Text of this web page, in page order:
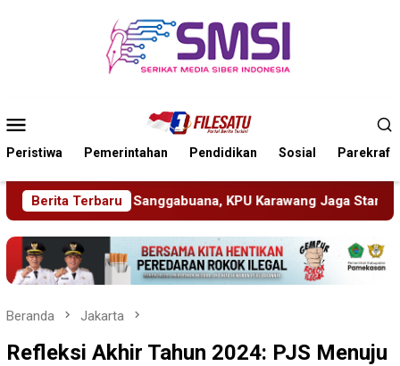
Mobile
Peristiwa Pemerintahan Pendidikan Sosial Parekraf
Berita Terbaru
Jaga Stamina Menuju Pemilu 2029
Beranda Jakarta
Refleksi Akhir Tahun 2024: PJS Menuju